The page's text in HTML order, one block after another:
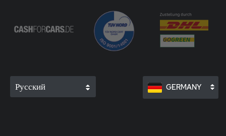
Русский GERMANY